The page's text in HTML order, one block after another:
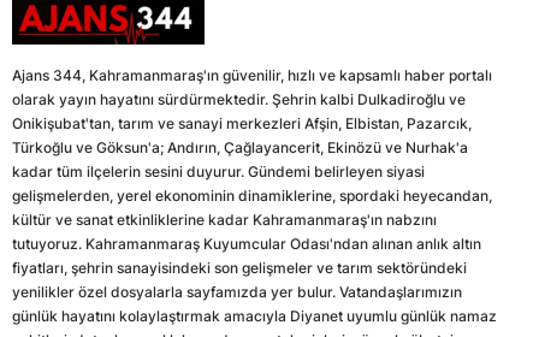
Ajans 344, Kahramanmaraş'ın güvenilir, hızlı ve kapsamlı haber portalı
olarak yayın hayatını sürdürmektedir. Şehrin kalbi Dulkadiroğlu ve
Onikişubat'tan, tarım ve sanayi merkezleri Afşin, Elbistan, Pazarcık,
Türkoğlu ve Göksun'a; Andırın, Çağlayancerit, Ekinözü ve Nurhak'a
kadar tüm ilçelerin sesini duyurur. Gündemi belirleyen siyasi
gelişmelerden, yerel ekonominin dinamiklerine, spordaki heyecandan,
kültür ve sanat etkinliklerine kadar Kahramanmaraş'ın nabzını
tutuyoruz. Kahramanmaraş Kuyumcular Odası'ndan alınan anlık altın
fiyatları, şehrin sanayisindeki son gelişmeler ve tarım sektöründeki
yenilikler özel dosyalarla sayfamızda yer bulur. Vatandaşlarımızın
günlük hayatını kolaylaştırmak amacıyla Diyanet uyumlu günlük namaz